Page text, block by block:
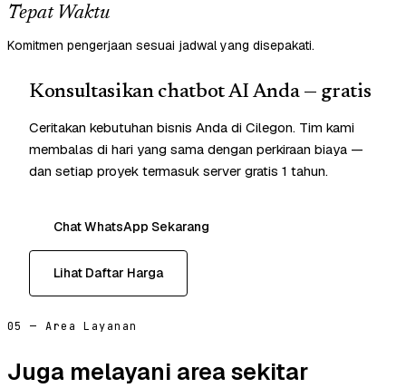
Tepat Waktu
Komitmen pengerjaan sesuai jadwal yang disepakati.
Konsultasikan chatbot AI Anda — gratis
Ceritakan kebutuhan bisnis Anda di Cilegon. Tim kami
membalas di hari yang sama dengan perkiraan biaya —
dan setiap proyek termasuk server gratis 1 tahun.
Chat WhatsApp Sekarang
Lihat Daftar Harga
05 — Area Layanan
Juga melayani area sekitar